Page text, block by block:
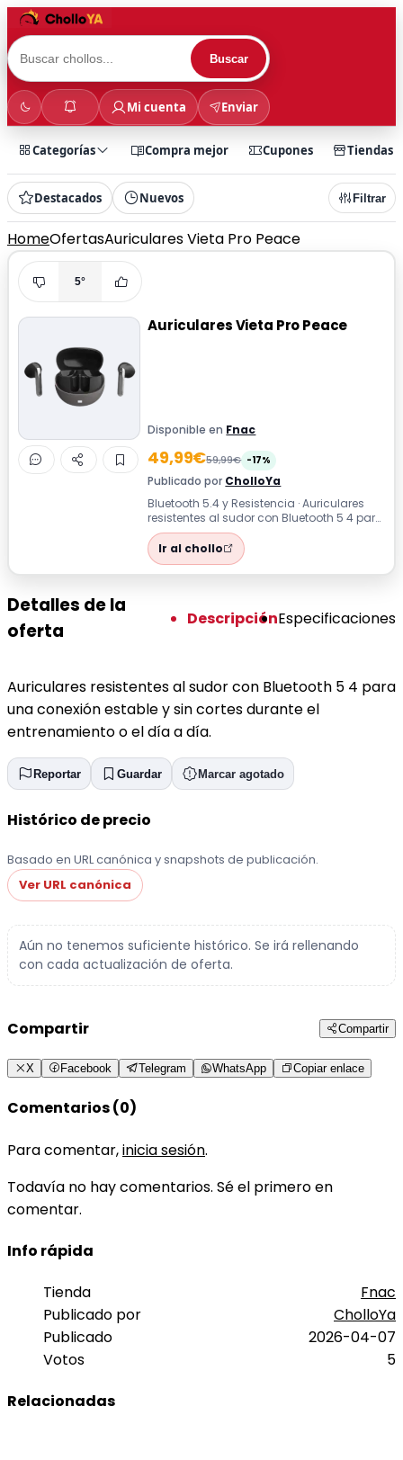
Buscar
Mi cuenta Enviar
Categorías Compra mejor Cupones Tiendas
Destacados Nuevos Filtrar
HomeOfertasAuriculares Vieta Pro Peace
5°
Auriculares Vieta Pro Peace
Disponible en Fnac
49,99€59,99€ -17%
Publicado por CholloYa
Bluetooth 5.4 y Resistencia · Auriculares
resistentes al sudor con Bluetooth 5 4 para
una conexión estable y sin cort...
Ir al chollo
Detalles de la
oferta
DescripciónEspecificaciones
Auriculares resistentes al sudor con Bluetooth 5 4 para
una conexión estable y sin cortes durante el
entrenamiento o el día a día.
Reportar Guardar Marcar agotado
Histórico de precio
Basado en URL canónica y snapshots de publicación.
Ver URL canónica
Aún no tenemos suficiente histórico. Se irá rellenando
con cada actualización de oferta.
Compartir Compartir
X Facebook Telegram WhatsApp Copiar enlace
Comentarios (0)
Para comentar,inicia sesión.
Todavía no hay comentarios. Sé el primero en
comentar.
Info rápida
Tienda
Fnac
Publicado por
CholloYa
Publicado
2026-04-07
Votos
5
Relacionadas